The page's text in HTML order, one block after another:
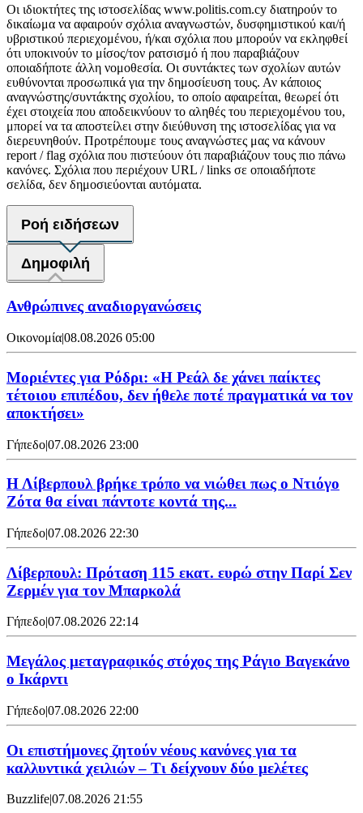
Οι ιδιοκτήτες της ιστοσελίδας www.politis.com.cy διατηρούν το
δικαίωμα να αφαιρούν σχόλια αναγνωστών, δυσφημιστικού και/ή
υβριστικού περιεχομένου, ή/και σχόλια που μπορούν να εκληφθεί
ότι υποκινούν το μίσος/τον ρατσισμό ή που παραβιάζουν
οποιαδήποτε άλλη νομοθεσία. Οι συντάκτες των σχολίων αυτών
ευθύνονται προσωπικά για την δημοσίευση τους. Αν κάποιος
αναγνώστης/συντάκτης σχολίου, το οποίο αφαιρείται, θεωρεί ότι
έχει στοιχεία που αποδεικνύουν το αληθές του περιεχομένου του,
μπορεί να τα αποστείλει στην διεύθυνση της ιστοσελίδας για να
διερευνηθούν. Προτρέπουμε τους αναγνώστες μας να κάνουν
report / flag σχόλια που πιστεύουν ότι παραβιάζουν τους πιο πάνω
κανόνες. Σχόλια που περιέχουν URL / links σε οποιαδήποτε
σελίδα, δεν δημοσιεύονται αυτόματα.
Ροή ειδήσεων
Δημοφιλή
Ανθρώπινες αναδιοργανώσεις
Οικονομία|08.08.2026 05:00
Μοριέντες για Ρόδρι: «Η Ρεάλ δε χάνει παίκτες
τέτοιου επιπέδου, δεν ήθελε ποτέ πραγματικά να τον
αποκτήσει»
Γήπεδο|07.08.2026 23:00
Η Λίβερπουλ βρήκε τρόπο να νιώθει πως ο Ντιόγο
Ζότα θα είναι πάντοτε κοντά της...
Γήπεδο|07.08.2026 22:30
Λίβερπουλ: Πρόταση 115 εκατ. ευρώ στην Παρί Σεν
Ζερμέν για τον Μπαρκολά
Γήπεδο|07.08.2026 22:14
Μεγάλος μεταγραφικός στόχος της Ράγιο Βαγεκάνο
ο Ικάρντι
Γήπεδο|07.08.2026 22:00
Οι επιστήμονες ζητούν νέους κανόνες για τα
καλλυντικά χειλιών – Τι δείχνουν δύο μελέτες
Buzzlife|07.08.2026 21:55